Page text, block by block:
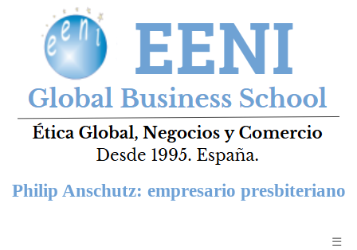
Philip Anschutz: empresario presbiteriano
☰